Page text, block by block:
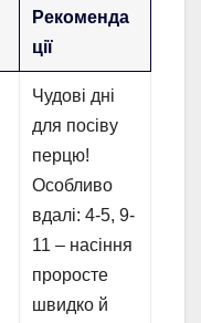
Рекоменда
ції
Чудові дні
для посіву
перцю!
Особливо
вдалі: 4-5, 9-
11 – насіння
проросте
швидко й